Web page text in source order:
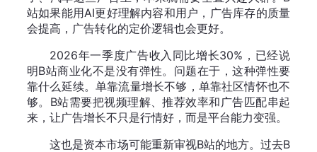
站如果能用AI更好理解内容和用户，广告库存的质量
会提高，广告转化的定价逻辑也会更好。
2026年一季度广告收入同比增长30%，已经说
明B站商业化不是没有弹性。问题在于，这种弹性要
靠什么延续。单靠流量增长不够，单靠社区情怀也不
够。B站需要把视频理解、推荐效率和广告匹配串起
来，让广告增长不只是行情好，而是平台能力变强。
这也是资本市场可能重新审视B站的地方。过去B